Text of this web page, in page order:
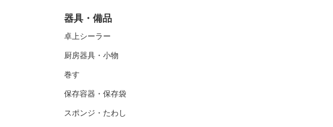
器具・備品
卓上シーラー
厨房器具・小物
巻す
保存容器・保存袋
スポンジ・たわし